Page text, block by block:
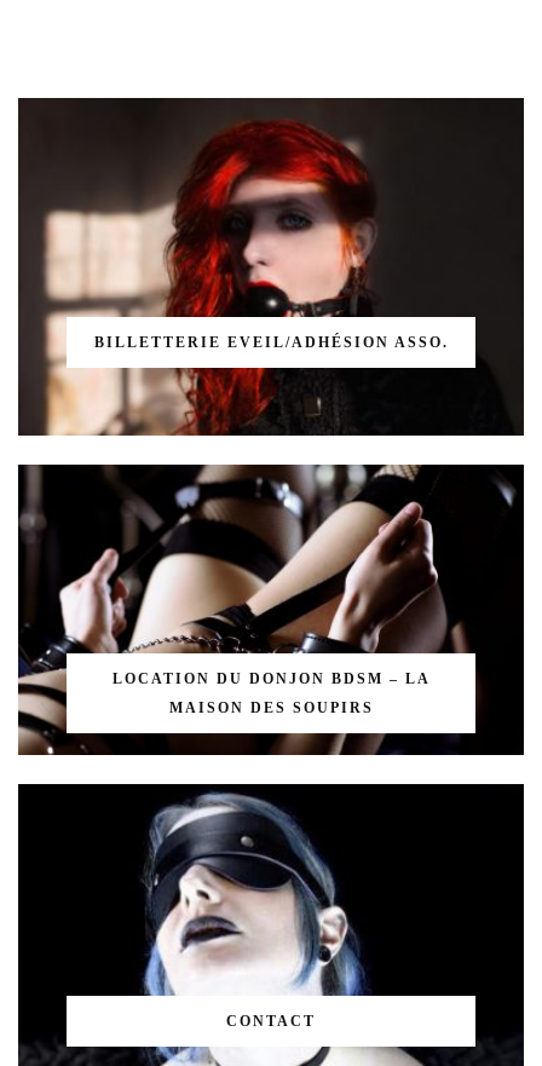
BILLETTERIE EVEIL/ADHÉSION ASSO.
LOCATION DU DONJON BDSM – LA
MAISON DES SOUPIRS
CONTACT